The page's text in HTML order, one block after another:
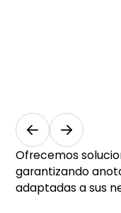
Industria y
fabricación
Ofrecemos
garantizando
adaptadas a sus